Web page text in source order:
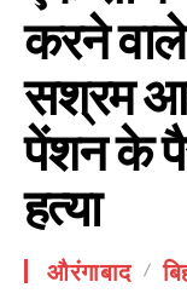
BIHAR
JHARKHAND
UTTAR PRADESH
MADHYA PRADESH
INTERNATIONAL
NATIONAL NEWS
CRIME NEWS
करने
सश्रम
पेंशन के
हत्या
औरंगाबाद